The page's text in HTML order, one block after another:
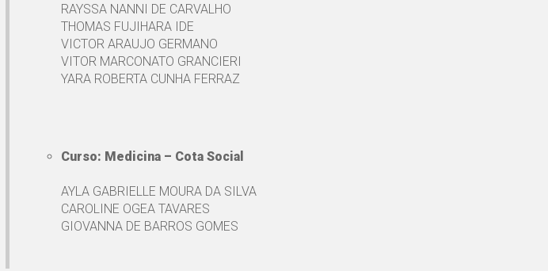
RAYSSA NANNI DE CARVALHO
THOMAS FUJIHARA IDE
VICTOR ARAUJO GERMANO
VITOR MARCONATO GRANCIERI
YARA ROBERTA CUNHA FERRAZ
Curso: Medicina – Cota Social
AYLA GABRIELLE MOURA DA SILVA
CAROLINE OGEA TAVARES
GIOVANNA DE BARROS GOMES